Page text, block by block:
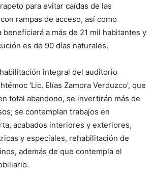
para evitar caídas de las
rampas de acceso, así como
beneficiará a más de 21 mil habitantes y
es de 90 días naturales.
integral del auditorio
‘Lic. Elías Zamora Verduzco’, que
total abandono, se invertirán más de
se contemplan trabajos en
acabados interiores y exteriores,
y especiales, rehabilitación de
además de que contempla el